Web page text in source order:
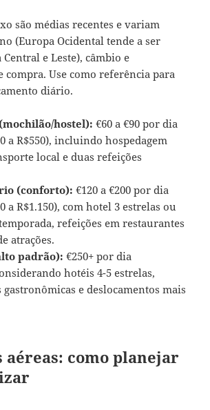
são médias recentes e variam
(Europa Ocidental tende a ser
Central e Leste), câmbio e
compra. Use como referência para
diário.
hostel): €60 a €90 por dia
a R$550), incluindo hospedagem
local e duas refeições
(conforto): €120 a €200 por dia
a R$1.150), com hotel 3 estrelas ou
refeições em restaurantes
atrações.
padrão): €250+ por dia
hotéis 4-5 estrelas,
e deslocamentos mais
aéreas: como planejar